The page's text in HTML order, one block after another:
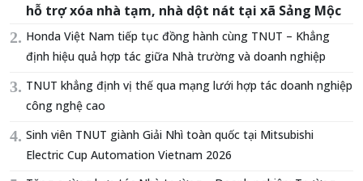
hỗ trợ xóa nhà tạm, nhà dột nát tại xã Sảng Mộc
Honda Việt Nam tiếp tục đồng hành cùng TNUT – Khẳng
định hiệu quả hợp tác giữa Nhà trường và doanh nghiệp
TNUT khẳng định vị thế qua mạng lưới hợp tác doanh nghiệp
công nghệ cao
Sinh viên TNUT giành Giải Nhì toàn quốc tại Mitsubishi
Electric Cup Automation Vietnam 2026